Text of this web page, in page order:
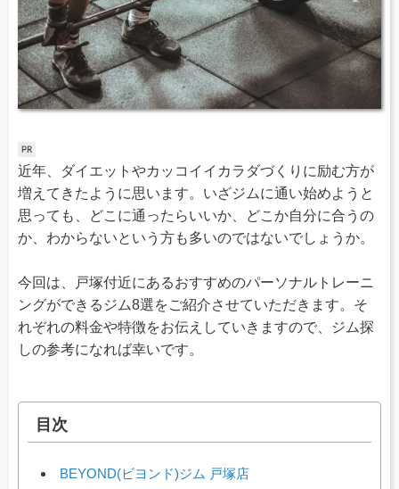
近年、ダイエットやカッコイイカラダづくりに励む方が
増えてきたように思います。いざジムに通い始めようと
思っても、どこに通ったらいいか、どこか自分に合うの
か、わからないという方も多いのではないでしょうか。
今回は、戸塚付近にあるおすすめのパーソナルトレーニ
ングができるジム8選をご紹介させていただきます。そ
れぞれの料金や特徴をお伝えしていきますので、ジム探
しの参考になれば幸いです。
目次
BEYOND(ビヨンド)ジム 戸塚店